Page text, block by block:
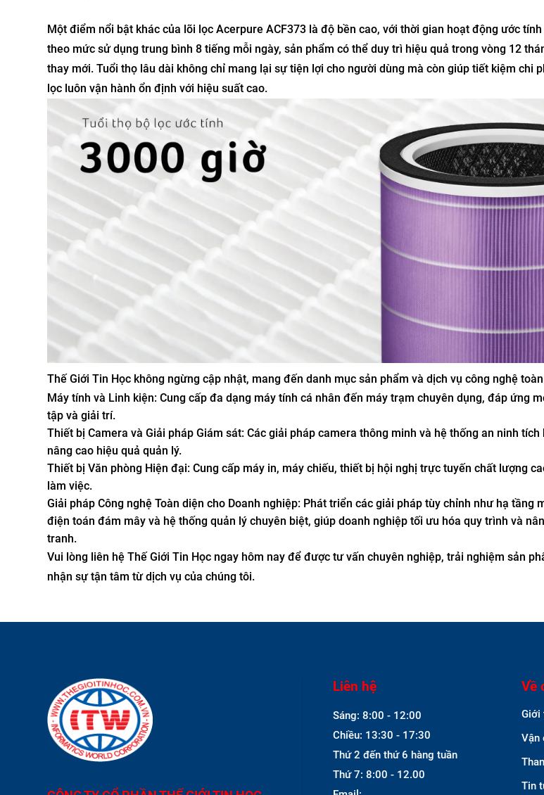
Một điểm nổi bật khác của lõi lọc Acerpure ACF373 là độ bền cao, với thời gian hoạt động ước
theo mức sử dụng trung bình 8 tiếng mỗi ngày, sản phẩm có thể duy trì hiệu quả trong vòng 12
thay mới. Tuổi thọ lâu dài không chỉ mang lại sự tiện lợi cho người dùng mà còn giúp tiết kiệm chi
lọc luôn vận hành ổn định với hiệu suất cao.
Thế Giới Tin Học không ngừng cập nhật, mang đến danh mục sản phẩm và dịch vụ công nghệ
Máy tính và Linh kiện: Cung cấp đa dạng máy tính cá nhân đến máy trạm chuyên dụng, đáp ứng
tập và giải trí.
Thiết bị Camera và Giải pháp Giám sát: Các giải pháp camera thông minh và hệ thống an ninh
nâng cao hiệu quả quản lý.
Thiết bị Văn phòng Hiện đại: Cung cấp máy in, máy chiếu, thiết bị hội nghị trực tuyến chất lượng
làm việc.
Giải pháp Công nghệ Toàn diện cho Doanh nghiệp: Phát triển các giải pháp tùy chỉnh như hạ tầng
điện toán đám mây và hệ thống quản lý chuyên biệt, giúp doanh nghiệp tối ưu hóa quy trình và
tranh.
Vui lòng liên hệ Thế Giới Tin Học ngay hôm nay để được tư vấn chuyên nghiệp, trải nghiệm sản
nhận sự tận tâm từ dịch vụ của chúng tôi.
Liên hệ
Sáng: 8:00 - 12:00
Chiều: 13:30 - 17:30
Thứ 2 đến thứ 6 hàng tuần
Thứ 7: 8:00 - 12.00
Về
Giới
Vận
Tin